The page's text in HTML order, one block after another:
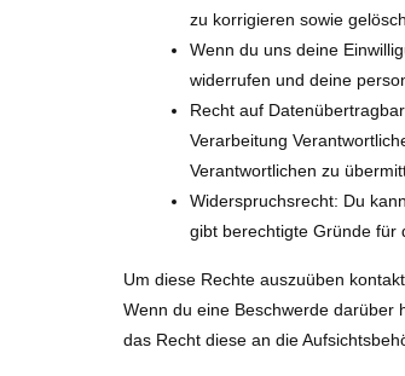
zu korrigieren sowie
Wenn du uns deine
widerrufen und deine
Recht auf
Verarbeitung
Verantwortlichen zu
Widerspruchsrecht: Du
gibt berechtigte Gründe für
Um diese Rechte auszuüben
Wenn du eine Beschwerde darüber
das Recht diese an die